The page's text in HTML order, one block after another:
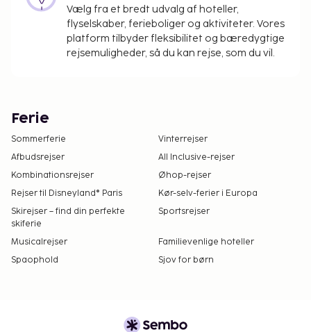
Vælg fra et bredt udvalg af hoteller,
flyselskaber, ferieboliger og aktiviteter. Vores
platform tilbyder fleksibilitet og bæredygtige
rejsemuligheder, så du kan rejse, som du vil.
Ferie
Sommerferie
Vinterrejser
Afbudsrejser
All Inclusive-rejser
Kombinationsrejser
Øhop-rejser
Rejser til Disneyland® Paris
Kør-selv-ferier i Europa
Skirejser – find din perfekte
skiferie
Sportsrejser
Musicalrejser
Familievenlige hoteller
Spaophold
Sjov for børn